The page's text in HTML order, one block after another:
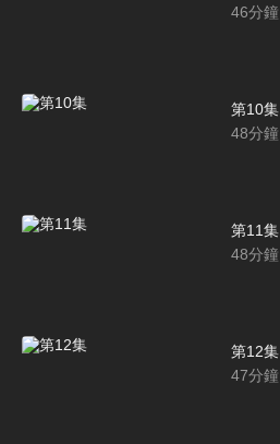
46分鐘
第10集
48分鐘
第11集
48分鐘
第12集
47分鐘